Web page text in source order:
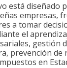
está diseñado
empresas,
a tomar
el
gestión
prevención de
en